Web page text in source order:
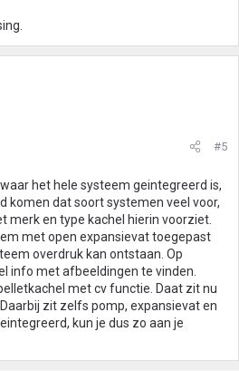
#5
het hele systeem geintegreerd is,
komen dat soort systemen veel voor,
merk en type kachel hierin voorziet.
met open expansievat toegepast
overdruk kan ontstaan. Op
info met afbeeldingen te vinden.
met cv functie. Daat zit nu
zit zelfs pomp, expansievat en
kun je dus zo aan je